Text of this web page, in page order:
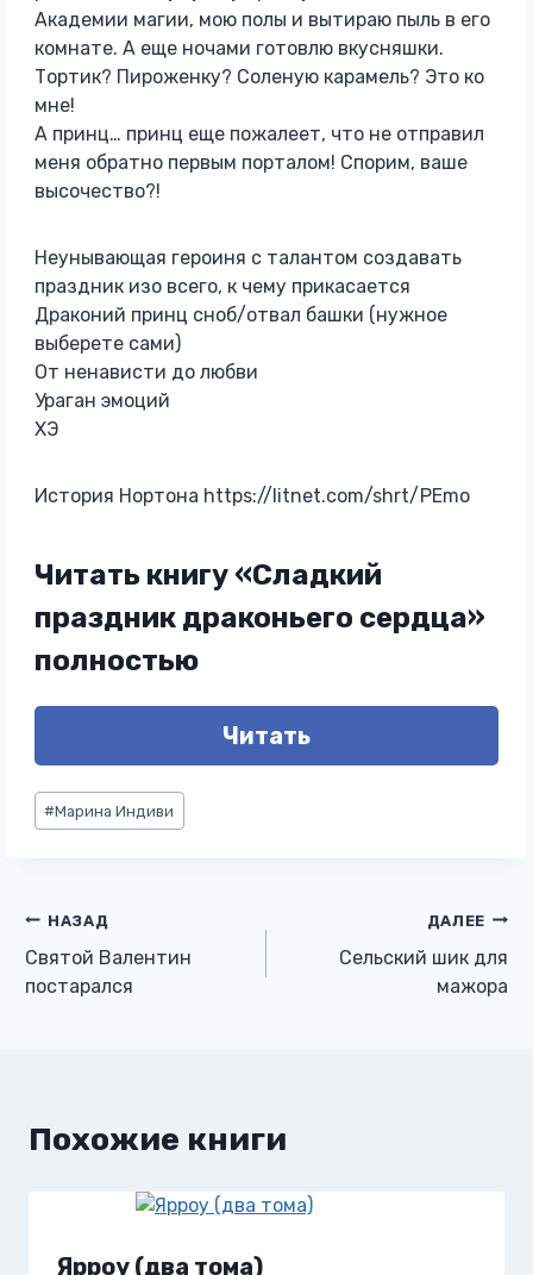
Академии магии, мою полы и вытираю пыль в его
комнате. А еще ночами готовлю вкусняшки.
Тортик? Пироженку? Соленую карамель? Это ко
мне!
А принц… принц еще пожалеет, что не отправил
меня обратно первым порталом! Спорим, ваше
высочество?!
Неунывающая героиня с талантом создавать
праздник изо всего, к чему прикасается
Драконий принц сноб/отвал башки (нужное
выберете сами)
От ненависти до любви
Ураган эмоций
ХЭ
История Нортона https://litnet.com/shrt/PEmo
Читать книгу «Сладкий
праздник драконьего сердца»
полностью
Читать
Метки
записи:
#Марина Индиви
Навигация
по
НАЗАД
Святой Валентин
постарался
ДАЛЕЕ
Сельский шик для
мажора
Похожие книги
Ярроу (два тома)